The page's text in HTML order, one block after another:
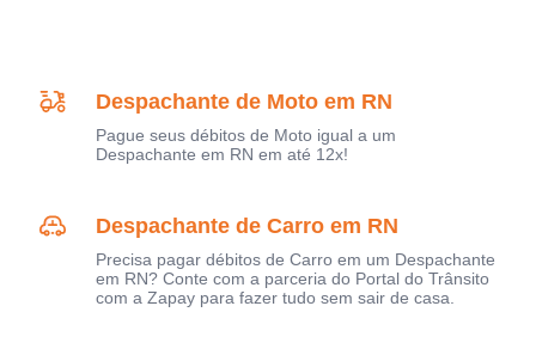
Despachante de Moto em RN
Pague seus débitos de Moto igual a um
Despachante em RN em até 12x!
Despachante de Carro em RN
Precisa pagar débitos de Carro em um Despachante
em RN? Conte com a parceria do Portal do Trânsito
com a Zapay para fazer tudo sem sair de casa.